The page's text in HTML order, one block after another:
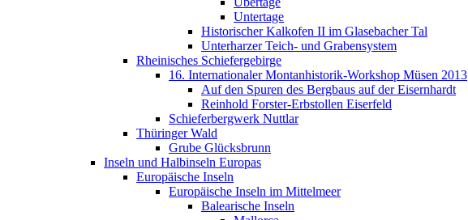
Untertage
Historischer Kalkofen II im Glasebacher Tal
Unterharzer Teich- und Grabensystem
Rheinisches Schiefergebirge
16. Internationaler Montanhistorik-Workshop Müsen 2013
Auf den Spuren des Bergbaus auf der Eisernhardt
Reinhold Forster-Erbstollen Eiserfeld
Schieferbergwerk Nuttlar
Thüringer Wald
Grube Glücksbrunn
Inseln und Halbinseln Europas
Europäische Inseln
Europäische Inseln im Mittelmeer
Balearische Inseln